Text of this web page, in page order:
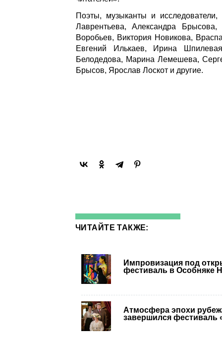
Поэты, музыканты и
Лаврентьева, Александра
Воробьев, Виктория Новикова,
Евгений Илькаев, Ирина
Белодедова, Марина Лемешева,
Брысов, Ярослав Лоскот и другие.
ЧИТАЙТЕ ТАКЖЕ:
Импровизация под
фестиваль в Особняке
Атмосфера эпохи
завершился фестиваль